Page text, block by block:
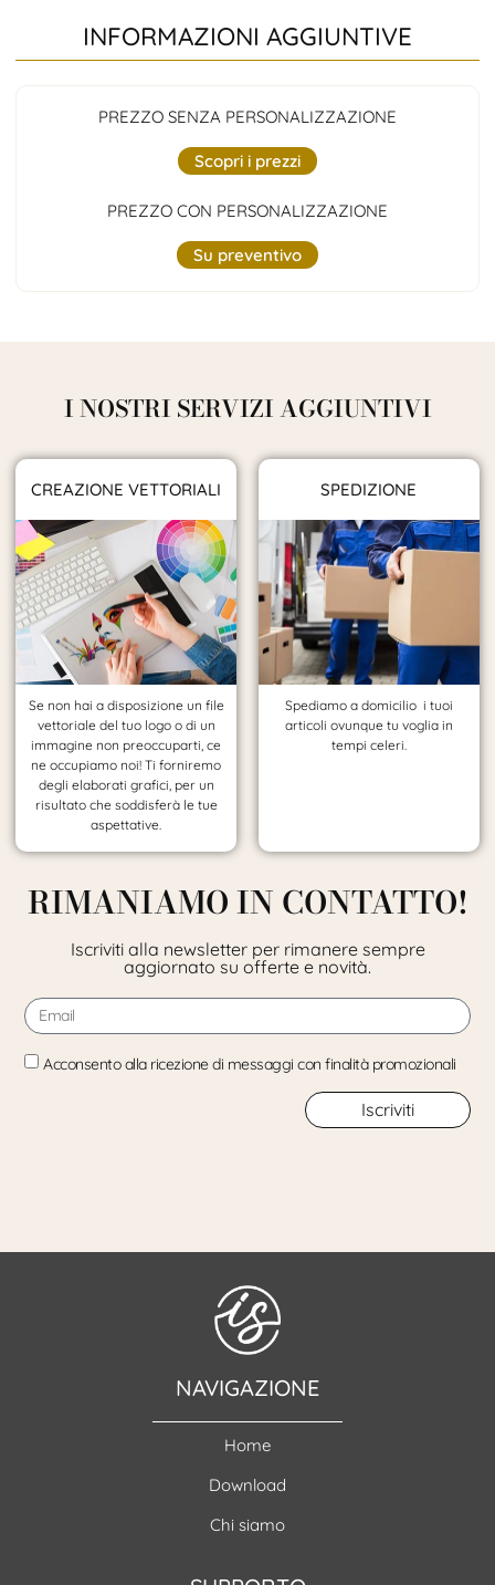
INFORMAZIONI AGGIUNTIVE
PREZZO SENZA PERSONALIZZAZIONE
Scopri i prezzi
PREZZO CON PERSONALIZZAZIONE
Su preventivo
I NOSTRI SERVIZI AGGIUNTIVI
CREAZIONE VETTORIALI
Se non hai a disposizione un file
vettoriale del tuo logo o di un
immagine non preoccuparti, ce
ne occupiamo noi! Ti forniremo
degli elaborati grafici, per un
risultato che soddisferà le tue
aspettative.
SPEDIZIONE
Spediamo a domicilio i tuoi
articoli ovunque tu voglia in
tempi celeri.
RIMANIAMO IN CONTATTO!
Iscriviti alla newsletter per rimanere sempre
aggiornato su offerte e novità.
Acconsento alla ricezione di messaggi con finalità promozionali
Iscriviti
NAVIGAZIONE
Home
Download
Chi siamo